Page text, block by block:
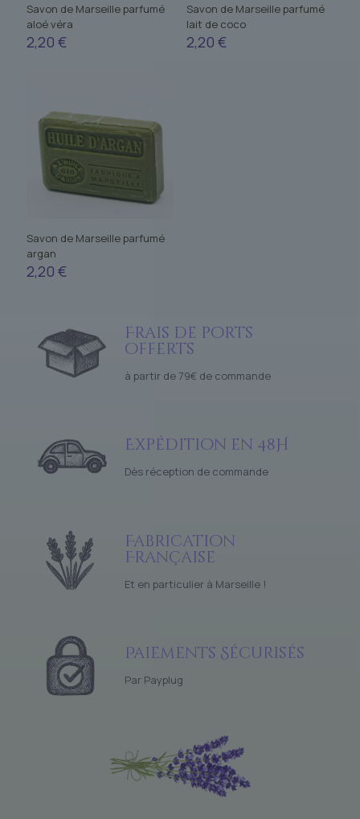
Savon de Marseille parfumé
aloé véra
2,20 €
Savon de Marseille parfumé
lait de coco
2,20 €
Savon de Marseille parfumé
argan
2,20 €
Frais de ports
offerts
à partir de 79€ de commande
Expédition en 48H
Dès réception de commande
Fabrication
Française
Et en particulier à Marseille !
Paiements Sécurisés
Par Payplug